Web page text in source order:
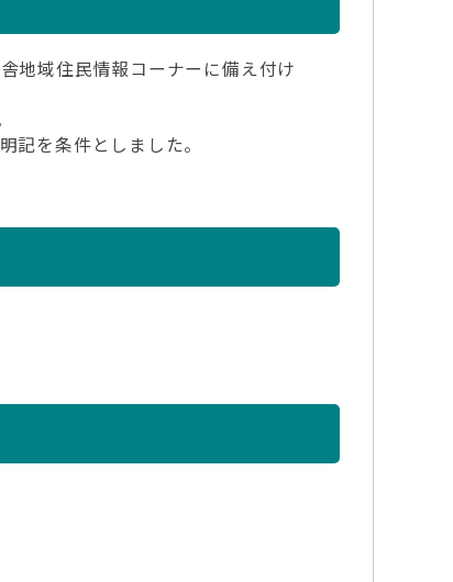
地域住民情報コーナーに備え付け
を条件としました。